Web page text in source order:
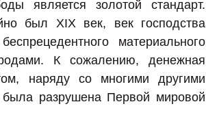
является золотой стандарт.
был XIX век, век господства
материального
К сожалению, денежная
наряду со многими другими
была разрушена Первой мировой